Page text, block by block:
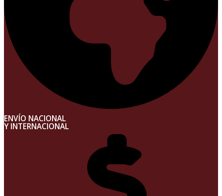
ENVÍO NACIONAL
Y INTERNACIONAL